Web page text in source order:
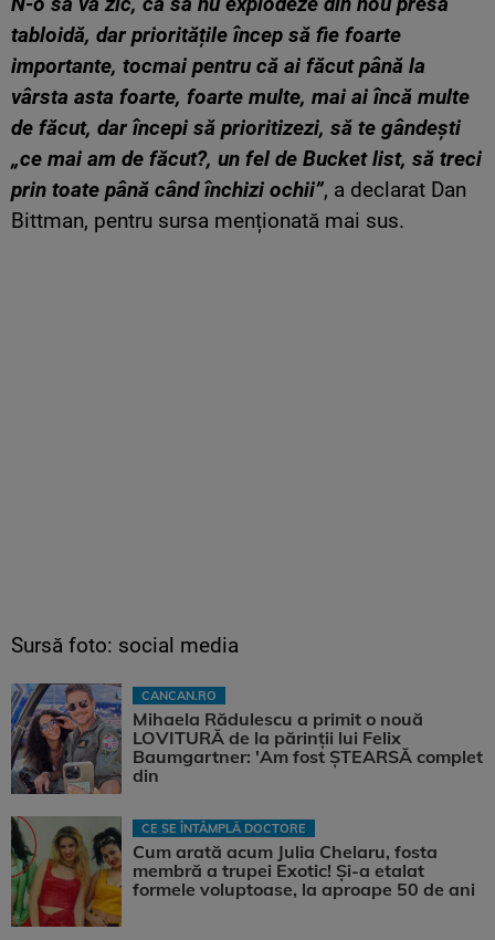
tabloidă, dar prioritățile încep să fie foarte
importante, tocmai pentru că ai făcut până la
vârsta asta foarte, foarte multe, mai ai încă multe
de făcut, dar începi să prioritizezi, să te gândești
„ce mai am de făcut?, un fel de Bucket list, să treci
prin toate până când închizi ochii”, a declarat Dan
Bittman, pentru sursa menționată mai sus.
Sursă foto: social media
CANCAN.RO
Mihaela Rădulescu a primit o nouă
LOVITURĂ de la părinții lui Felix
Baumgartner: 'Am fost ȘTEARSĂ complet
din
CE SE ÎNTÂMPLĂ DOCTORE
Cum arată acum Julia Chelaru, fosta
membră a trupei Exotic! Și-a etalat
formele voluptoase, la aproape 50 de ani